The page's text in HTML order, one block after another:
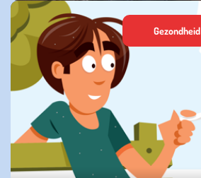
woensdag 15 april 2026
Gezondheid